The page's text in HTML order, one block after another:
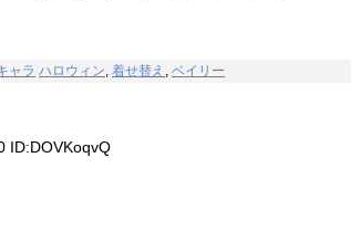
？それより超空2ndやりませんか？」
さんがヤバいと話題にwwwww←そして
心者の段階は過ぎてるだろ
ャラ ハロウィン, 着せ替え , ベイリー
ID:DOVKoqvQ